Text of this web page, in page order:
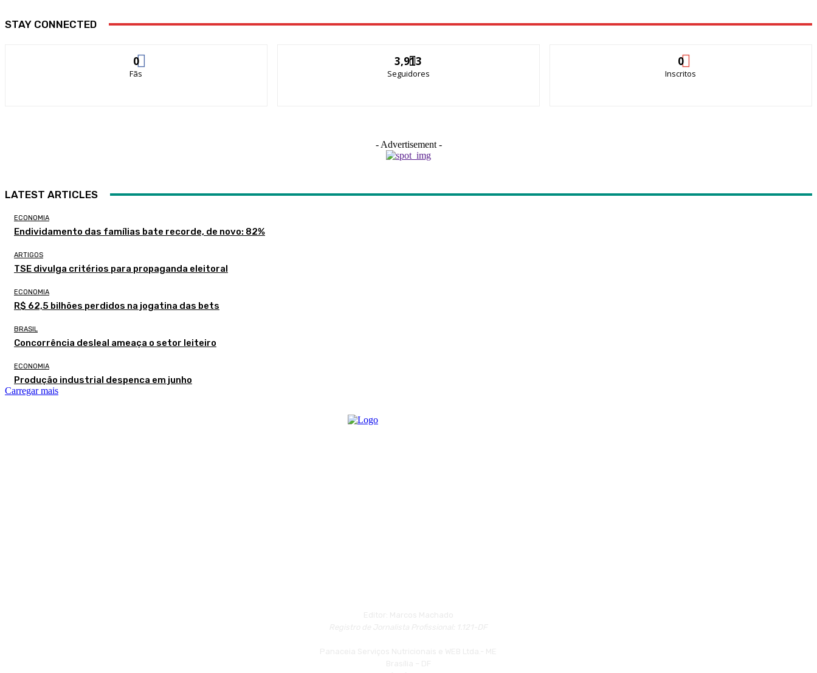
STAY CONNECTED
0
Fãs
3,913
Seguidores
0
Inscritos
- Advertisement -
LATEST ARTICLES
ECONOMIA
Endividamento das famílias bate recorde, de novo: 82%
ARTIGOS
TSE divulga critérios para propaganda eleitoral
ECONOMIA
R$ 62,5 bilhões perdidos na jogatina das bets
BRASIL
Concorrência desleal ameaça o setor leiteiro
ECONOMIA
Produção industrial despenca em junho
Carregar mais